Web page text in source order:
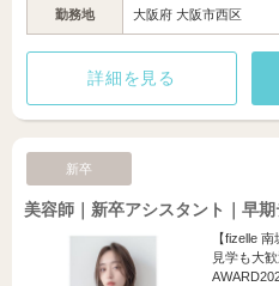
勤務地 大阪府 大阪市西区
詳細を見る
新卒
美容師｜新卒アシスタント｜早
【fizelle
見学も大